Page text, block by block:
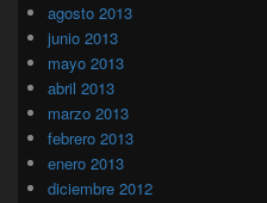
agosto 2013
junio 2013
mayo 2013
abril 2013
marzo 2013
febrero 2013
enero 2013
diciembre 2012